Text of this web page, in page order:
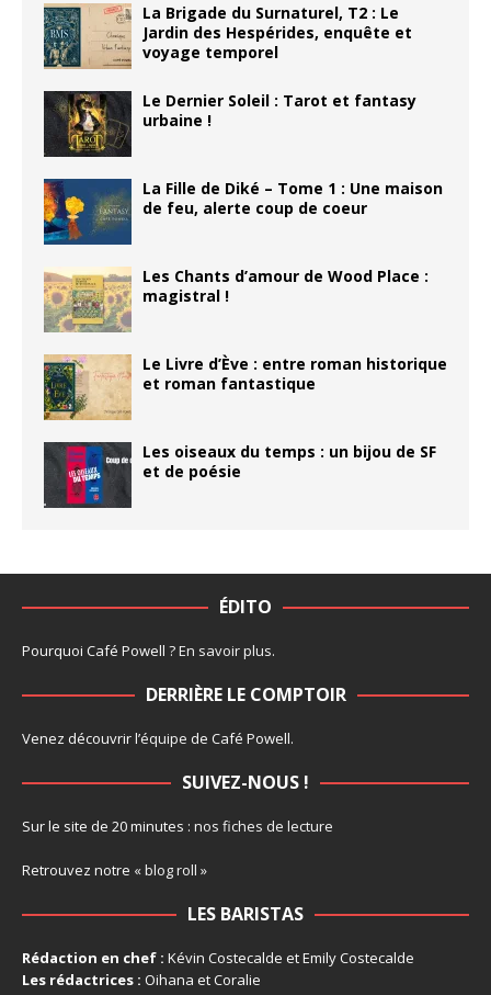
La Brigade du Surnaturel, T2 : Le
Jardin des Hespérides, enquête et
voyage temporel
Le Dernier Soleil : Tarot et fantasy
urbaine !
La Fille de Diké – Tome 1 : Une maison
de feu, alerte coup de coeur
Les Chants d’amour de Wood Place :
magistral !
Le Livre d’Ève : entre roman historique
et roman fantastique
Les oiseaux du temps : un bijou de SF
et de poésie
ÉDITO
Pourquoi Café Powell ?En savoir plus.
DERRIÈRE LE COMPTOIR
Venez découvrir l’équipe de Café Powell.
SUIVEZ-NOUS !
Sur le site de 20 minutes : nos fiches de lecture
Retrouvez notre « blog roll »
LES BARISTAS
Rédaction en chef : Kévin Costecalde et Emily Costecalde
Les rédactrices : Oihana et Coralie